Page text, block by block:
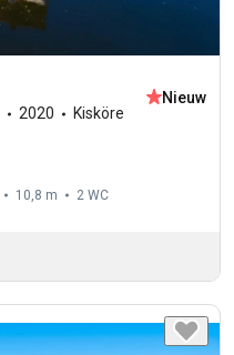
2020 Kisköre
Nieuw
10,8 m 2 WC